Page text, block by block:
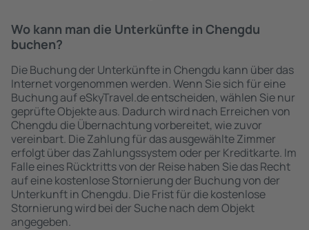
Wo kann man die Unterkünfte in Chengdu
buchen?
Die Buchung der Unterkünfte in Chengdu kann über das
Internet vorgenommen werden. Wenn Sie sich für eine
Buchung auf eSkyTravel.de entscheiden, wählen Sie nur
geprüfte Objekte aus. Dadurch wird nach Erreichen von
Chengdu die Übernachtung vorbereitet, wie zuvor
vereinbart. Die Zahlung für das ausgewählte Zimmer
erfolgt über das Zahlungssystem oder per Kreditkarte. Im
Falle eines Rücktritts von der Reise haben Sie das Recht
auf eine kostenlose Stornierung der Buchung von der
Unterkunft in Chengdu. Die Frist für die kostenlose
Stornierung wird bei der Suche nach dem Objekt
angegeben.